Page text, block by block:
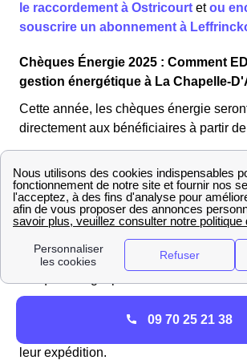
le raccordement à Ostricourt etou
souscrire un abonnement à
Chèques Énergie 2025 : Comment
gestion énergétique à La Chapelle-
Cette année, les chèques énergie
directement aux bénéficiaires à partir
factures avec le chèque énergie. Ce
le ministère de la transition
automatiquement selon vos
lors de votre déclaration d'impôts,
démarche de votre part !Vous
Pour les bénéficiaires, les chèques,
leur expédition.
09 70 25 21 38